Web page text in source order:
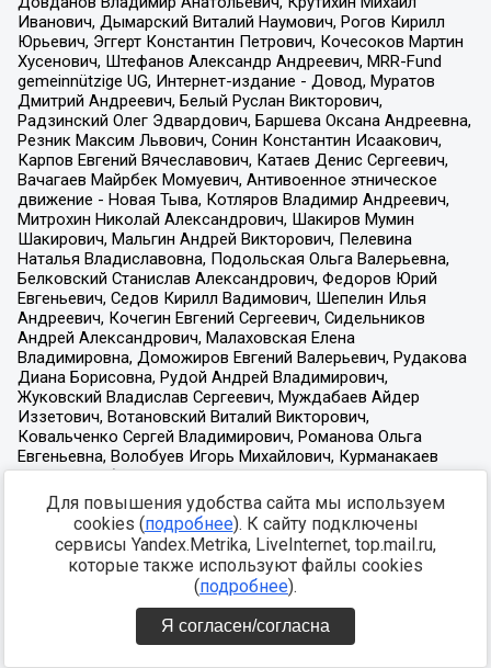
Для повышения удобства сайта мы используем
cookies (подробнее). К сайту подключены
сервисы Yandex.Metrika, LiveInternet, top.mail.ru,
которые также используют файлы cookies
(подробнее).
Я согласен/согласна